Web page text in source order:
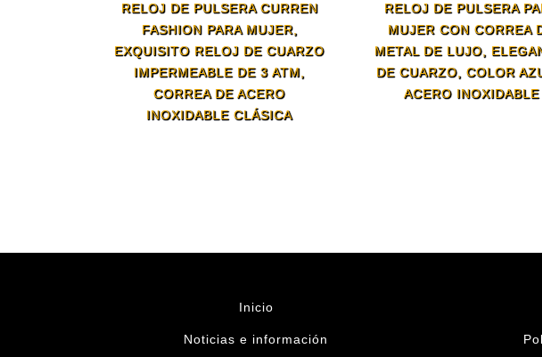
RELOJ DE PULSERA CURREN
FASHION PARA MUJER,
EXQUISITO RELOJ DE CUARZO
IMPERMEABLE DE 3 ATM,
CORREA DE ACERO
INOXIDABLE CLÁSICA
RELOJ DE PULSERA
MUJER CON CORREA
METAL DE LUJO,
DE CUARZO, COLOR
ACERO INOXIDABLE
Inicio
Noticias e información